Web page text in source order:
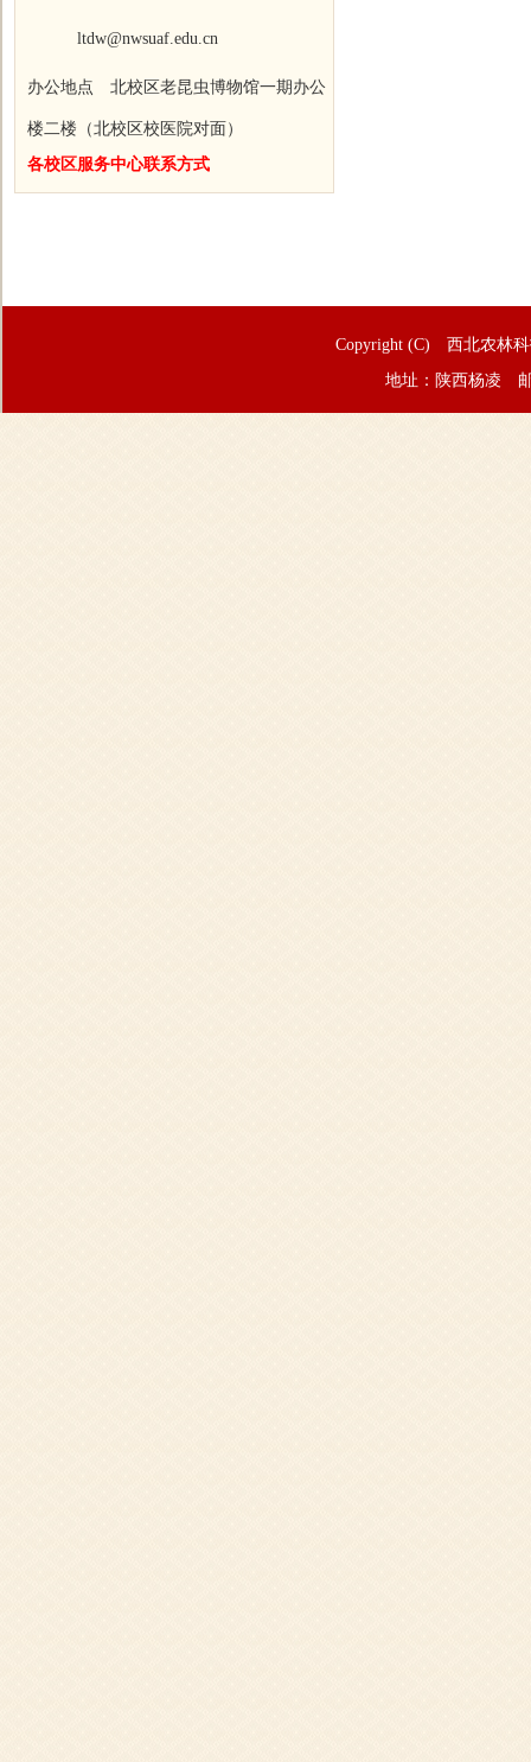
ltdw@nwsuaf.edu.cn
办公地点 北校区老昆虫博物馆一期办公
楼二楼（北校区校医院对面）
各校区服务中心联系方式
Copyright (C) 西北农林
地址：陕西杨凌